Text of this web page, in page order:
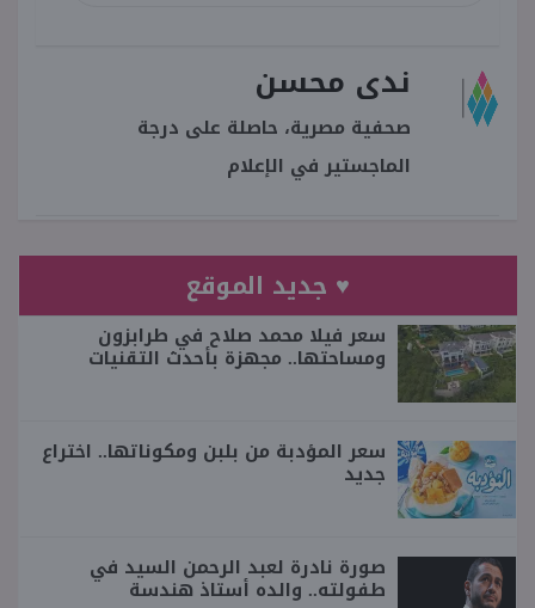
ندى محسن
صحفية مصرية، حاصلة على درجة
الماجستير في الإعلام
♥ جديد الموقع
سعر فيلا محمد صلاح في طرابزون
ومساحتها.. مجهزة بأحدث التقنيات
سعر المؤدبة من بلبن ومكوناتها.. اختراع
جديد
صورة نادرة لعبد الرحمن السيد في
طفولته.. والده أستاذ هندسة